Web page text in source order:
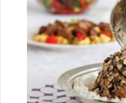
Sebzeler Tarifi,
Nasıl Yapılır?
Sebze Yemekleri
Tüm Tarifleri